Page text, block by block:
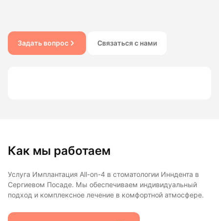
Задать вопрос Связаться с нами
Как мы работаем
Услуга Имплантация All-on-4 в стоматологии Инндента в
Сергиевом Посаде. Мы обеспечиваем индивидуальный
подход и комплексное лечение в комфортной атмосфере.